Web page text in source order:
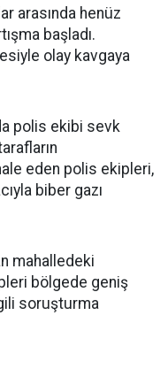
arasında henüz
başladı.
olay kavgaya
polis ekibi sevk
eden polis ekipleri,
biber gazı
mahalledeki
bölgede geniş
soruşturma